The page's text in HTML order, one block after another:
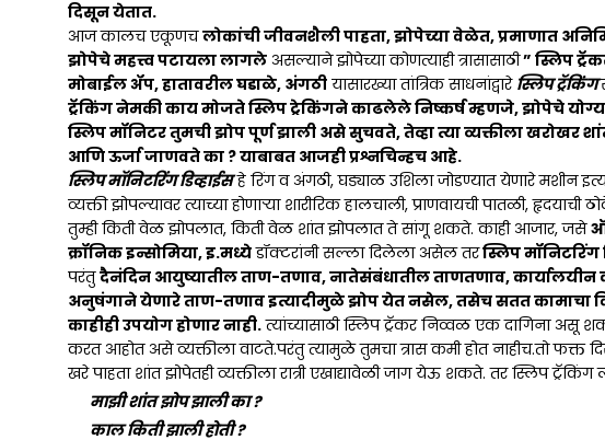
दिसून येतात.
आज कालच एकूणचलोकांची जीवनशैली पाहता, झोपेच्या वेळेत, प्रमाणात
झोपेचे महत्त्व पटायला लागले असल्याने झोपेच्या कोणत्याही त्रासासाठी” स्लिप
मोबाईल ॲप, हातावरील घडाळे, अंगठी यासारख्या तांत्रिक साधनांद्वारे स्लिप ट्रॅकिंग
ट्रॅकिंग नेमकी काय मोजते स्लिप ट्रेकिंगने काढलेले निष्कर्ष म्हणजे,झोपेचे
स्लिप मॉनिटर तुमची झोप पूर्ण झाली असे सुचवते, तेव्हा त्या व्यक्तीला खरोखर
आणि ऊर्जा जाणवते का ? याबाबत आजही प्रश्नचिन्हच आहे.
स्लिप मॉनिटरिंग डिव्हाईसहे रिंग व अंगठी, घड्याळ उशिला जोडण्यात येणारे मशीन
व्यक्ती झोपल्यावर त्याच्या होणाऱ्या शारीरिक हालचाली, प्राणवायची पातळी,
तुम्ही किती वेळ झोपलात, किती वेळ शांत झोपलात ते सांगू शकते. काही आजार, जसे
क्रॉनिक इन्सोमिया, इ.मध्येडॉक्टरांनी सल्ला दिलेला असेल तरस्लिप मॉनिटरिंग
परंतुदैनंदिन आयुष्यातील ताण-तणाव, नातेसंबंधातील ताणतणाव, कार्यालयीन
अनुषंगाने येणारे ताण-तणाव इत्यादीमुळे झोप येत नसेल, तसेच सतत कामाचा
काहीही उपयोग होणार नाही.त्यांच्यासाठी स्लिप ट्रॅकर निव्वळ एक दागिना असू
करत आहोत असे व्यक्तीला वाटते.परंतु त्यामुळे तुमचा त्रास कमी होत नाहीच.तो फक्त
खरे पाहता शांत झोपेतही व्यक्तीला रात्री एखाद्यावेळी जाग येऊ शकते. तर स्लिप
माझी शांत झोप झाली का ?
काल किती झाली होती ?